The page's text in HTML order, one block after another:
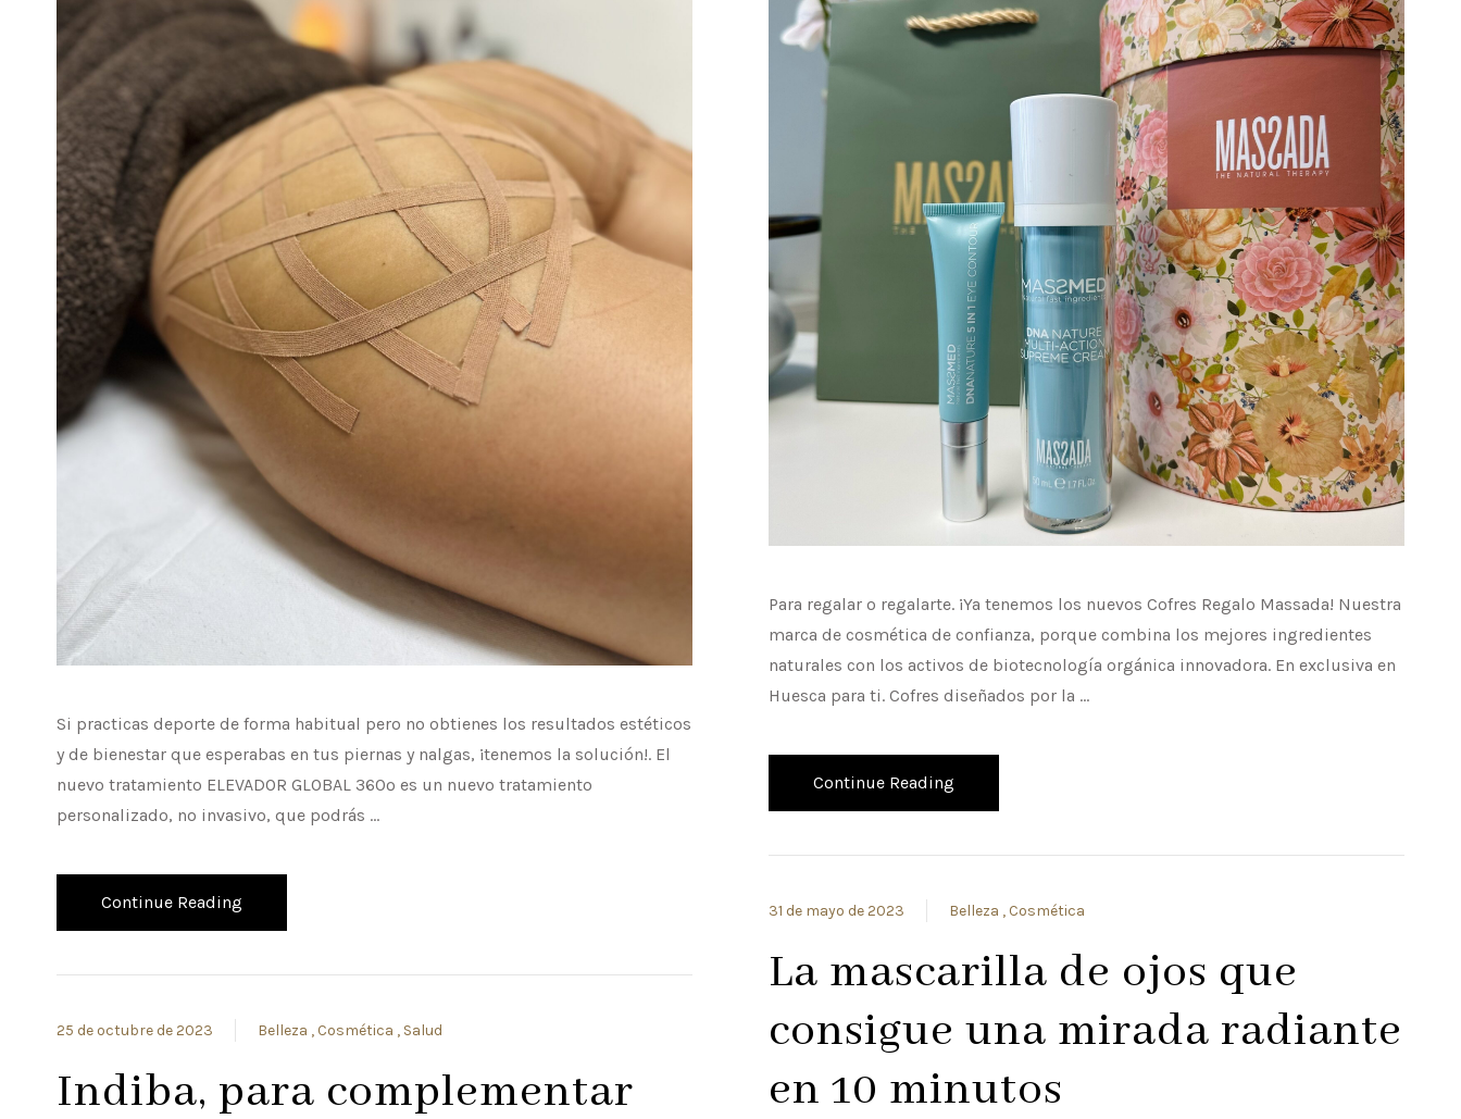
Si practicas deporte de forma habitual pero no obtienes los resultados estéticos
y de bienestar que esperabas en tus piernas y nalgas, ¡tenemos la solución!. El
nuevo tratamiento ELEVADOR GLOBAL 360º es un nuevo tratamiento
personalizado, no invasivo, que podrás …
Continue Reading
25 de octubre de 2023 Belleza Cosmética Salud
Indiba, para complementar
Para regalar o regalarte. ¡Ya tenemos los nuevos Cofres Regalo Massada! Nuestra
marca de cosmética de confianza, porque combina los mejores ingredientes
naturales con los activos de biotecnología orgánica innovadora. En exclusiva en
Huesca para ti. Cofres diseñados por la …
Continue Reading
31 de mayo de 2023 Belleza Cosmética
La mascarilla de ojos que
consigue una mirada radiante
en 10 minutos